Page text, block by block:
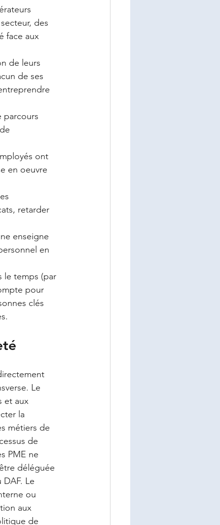
des
face aux
de leurs
de ses
parcours
ont
en oeuvre
retarder
enseigne
en
le temps (par
pour
clés
Le
et aux
la
métiers de
de
PME ne
déléguée
Le
ou
aux
de